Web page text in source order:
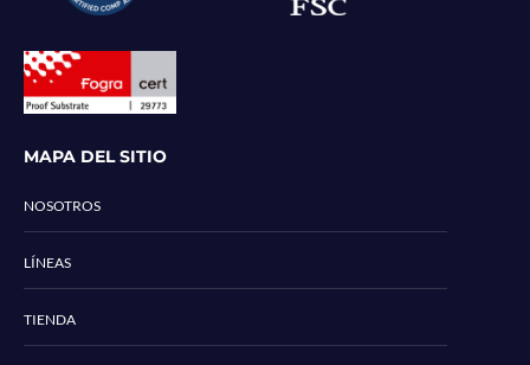
MAPA DEL SITIO
NOSOTROS
LÍNEAS
TIENDA